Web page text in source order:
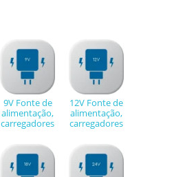
9V Fonte de
alimentação,
carregadores
12V Fonte de
alimentação,
carregadores